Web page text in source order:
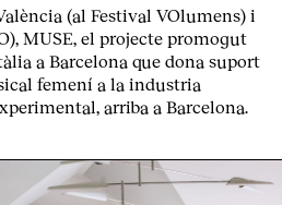
(al Festival VOlumens) i
MUSE, el projecte promogut
a Barcelona que dona suport
femení a la industria
arriba a Barcelona.